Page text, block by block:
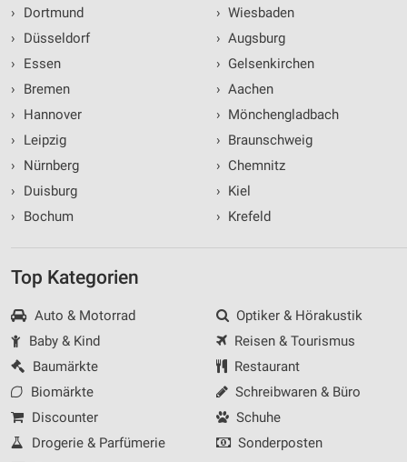
›
Dortmund
›
Düsseldorf
›
Essen
›
Bremen
›
Hannover
›
Leipzig
›
Nürnberg
›
Duisburg
›
Bochum
› Wiesbaden
› Augsburg
› Gelsenkirchen
› Aachen
› Mönchengladbach
› Braunschweig
› Chemnitz
› Kiel
› Krefeld
Top Kategorien
Auto & Motorrad
Baby & Kind
Baumärkte
Biomärkte
Discounter
Drogerie & Parfümerie
Optiker & Hörakustik
Reisen & Tourismus
Restaurant
Schreibwaren & Büro
Schuhe
Sonderposten